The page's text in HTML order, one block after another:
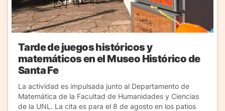
Tarde de juegos históricos y
matemáticos en el Museo Histórico de
Santa Fe
La actividad es impulsada junto al Departamento de
Matemática de la Facultad de Humanidades y Ciencias
de la UNL. La cita es para el 8 de agosto en los patios